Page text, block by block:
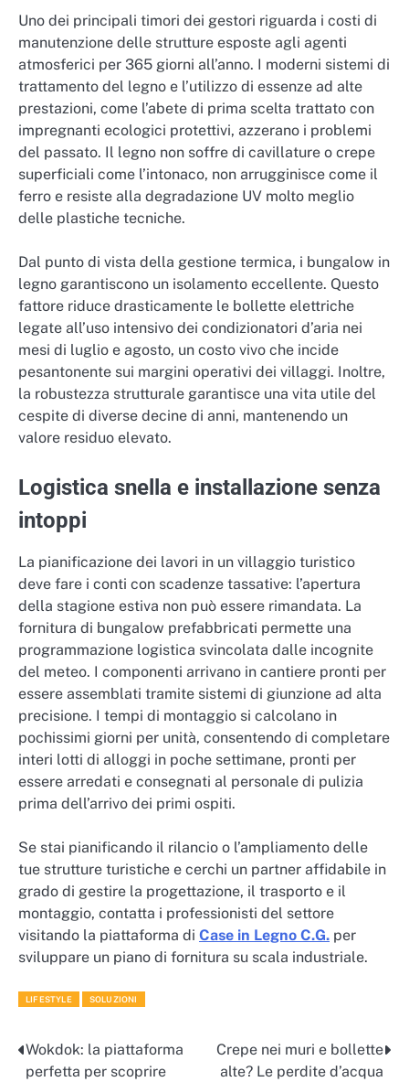
Uno dei principali timori dei gestori riguarda i costi di
manutenzione delle strutture esposte agli agenti
atmosferici per 365 giorni all’anno. I moderni sistemi di
trattamento del legno e l’utilizzo di essenze ad alte
prestazioni, come l’abete di prima scelta trattato con
impregnanti ecologici protettivi, azzerano i problemi
del passato. Il legno non soffre di cavillature o crepe
superficiali come l’intonaco, non arrugginisce come il
ferro e resiste alla degradazione UV molto meglio
delle plastiche tecniche.
Dal punto di vista della gestione termica, i bungalow in
legno garantiscono un isolamento eccellente. Questo
fattore riduce drasticamente le bollette elettriche
legate all’uso intensivo dei condizionatori d’aria nei
mesi di luglio e agosto, un costo vivo che incide
pesantonente sui margini operativi dei villaggi. Inoltre,
la robustezza strutturale garantisce una vita utile del
cespite di diverse decine di anni, mantenendo un
valore residuo elevato.
Logistica snella e installazione senza
intoppi
La pianificazione dei lavori in un villaggio turistico
deve fare i conti con scadenze tassative: l’apertura
della stagione estiva non può essere rimandata. La
fornitura di bungalow prefabbricati permette una
programmazione logistica svincolata dalle incognite
del meteo. I componenti arrivano in cantiere pronti per
essere assemblati tramite sistemi di giunzione ad alta
precisione. I tempi di montaggio si calcolano in
pochissimi giorni per unità, consentendo di completare
interi lotti di alloggi in poche settimane, pronti per
essere arredati e consegnati al personale di pulizia
prima dell’arrivo dei primi ospiti.
Se stai pianificando il rilancio o l’ampliamento delle
tue strutture turistiche e cerchi un partner affidabile in
grado di gestire la progettazione, il trasporto e il
montaggio, contatta i professionisti del settore
visitando la piattaforma di Case in Legno C.G. per
sviluppare un piano di fornitura su scala industriale.
LIFESTYLE SOLUZIONI
Navigazione
Wokdok: la piattaforma
perfetta per scoprire
Crepe nei muri e bollette
alte? Le perdite d’acqua